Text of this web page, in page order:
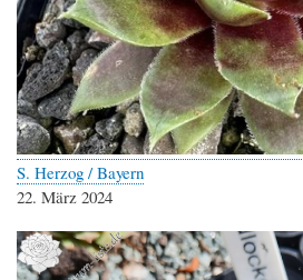
S. Herzog / Bayern
22. März 2024